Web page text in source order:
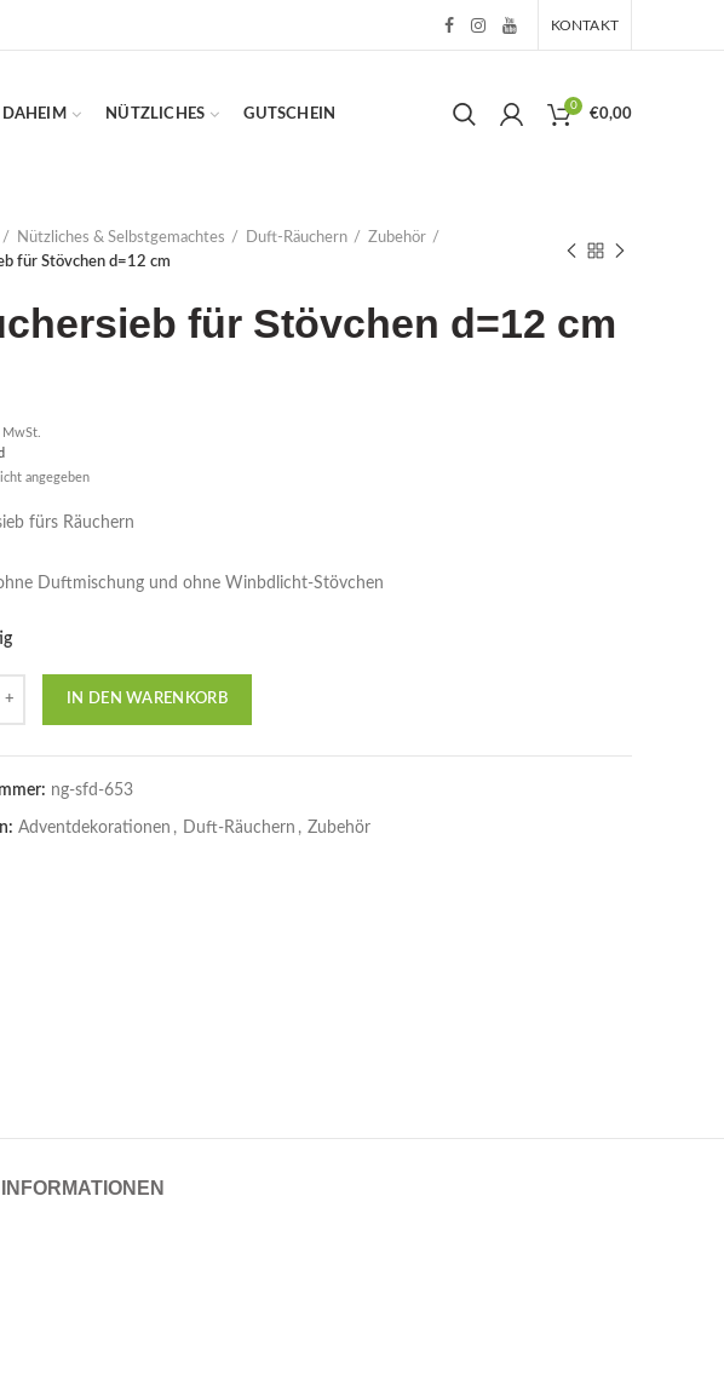
KONTAKT
DAHEIM NÜTZLICHES GUTSCHEIN
0
€0,00
Nützliches & Selbstgemachtes Duft-Räuchern
Zubehör
für Stövchen d=12 cm
für Stövchen d=12 cm
MwSt.
angegeben
fürs Räuchern
Duftmischung und ohne Winbdlicht-Stövchen
IN DEN WARENKORB
ng-sfd-653
Adventdekorationen , Duft-Räuchern , Zubehör